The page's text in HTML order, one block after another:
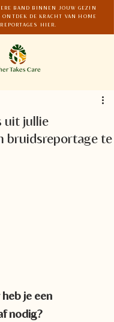
BAND BINNEN JOUW GEZIN
ONTDEK DE KRACHT VAN HOME
HIER.
uit jullie
bruidsreportage te
heb je een
nodig?